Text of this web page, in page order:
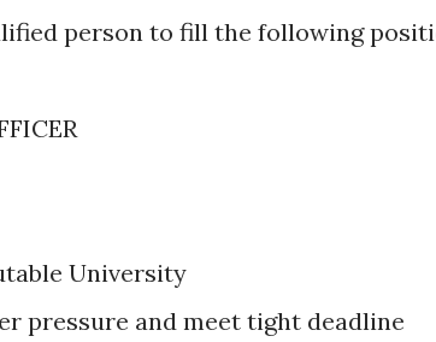
person to fill the following
University
pressure and meet tight deadline